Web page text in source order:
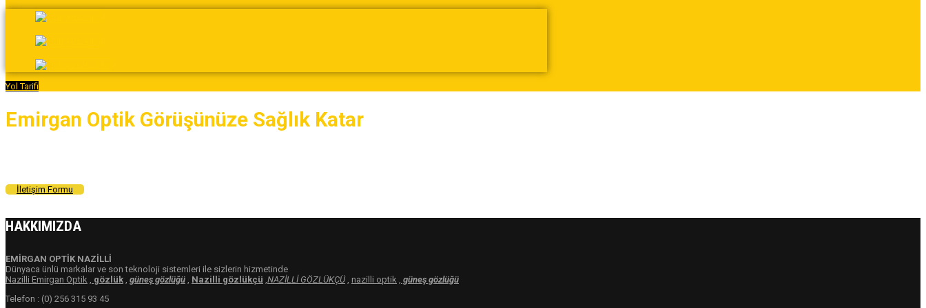
Yol Tarifi
Emirgan Optik Görüşünüze Sağlık Katar
İletişim Formu
HAKKIMIZDA
EMİRGAN OPTİK NAZİLLİ
Dünyaca ünlü markalar ve son teknoloji sistemleri ile sizlerin hizmetinde
Nazilli Emirgan Optik , gözlük , güneş gözlüğü , Nazilli gözlükçü ,NAZİLLİ GÖZLÜKÇÜ, nazilli optik , güneş gözlüğü
Telefon : (0) 256 315 93 45